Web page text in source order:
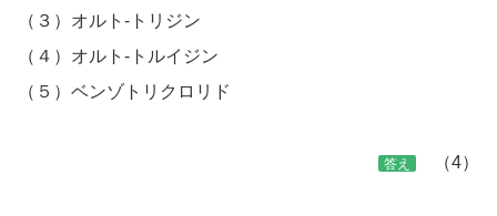
（３）オルト-トリジン
（４）オルト-トルイジン
（５）ベンゾトリクロリド
答え （4）